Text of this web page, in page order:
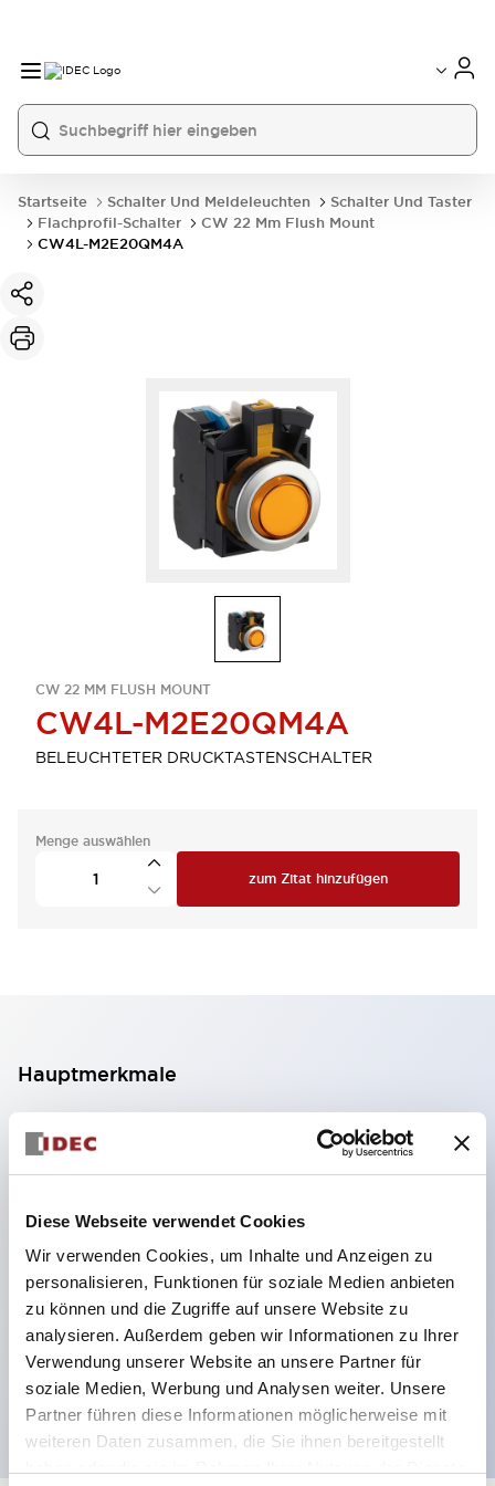
Diese Webseite verwendet Cookies
Wir verwenden Cookies, um Inhalte und Anzeigen zu
personalisieren, Funktionen für soziale Medien anbieten
zu können und die Zugriffe auf unsere Website zu
analysieren. Außerdem geben wir Informationen zu Ihrer
Verwendung unserer Website an unsere Partner für
soziale Medien, Werbung und Analysen weiter. Unsere
Partner führen diese Informationen möglicherweise mit
weiteren Daten zusammen, die Sie ihnen bereitgestellt
Startseite Schalter Und Meldeleuchten
Schalter Und Taster
Flachprofil-Schalter
CW 22 Mm Flush Mount
CW4L-M2E20QM4A
CW 22 MM FLUSH MOUNT
CW4L-M2E20QM4A
BELEUCHTETER DRUCKTASTENSCHALTER
Menge auswählen
zum Zitat hinzufügen
Hauptmerkmale
2-Kontakt-Block mit 2 Stufen, ermöglicht eine 4-
Kontakt-Konfiguration (Gewährleistung der
Paneltiefe 39,9 mm (※ 11-stufiger Kontaktblock),
59,9 mm (※ 22-stufiger Kontaktblock).
Platzsparendes Design möglich.
Sicherheitsstruktur der 3. Generation: 2-Aktions-
Freisetzung, integrierter Schutz, IP20-
Fingerschutzstruktur